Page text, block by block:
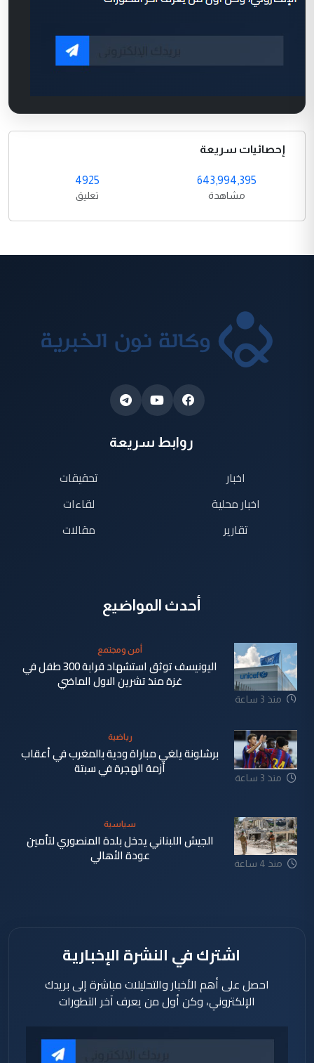
إحصائيات سريعة
643,994,395
مشاهدة
4925
تعليق
روابط سريعة
اخبار
اخبار محلية
تقارير
تحقيقات
لقاءات
مقالات
أحدث المواضيع
منذ 3 ساعة
أمن ومجتمع
اليونيسف توثق استشهاد قرابة 300 طفل في
غزة منذ تشرين الاول الماضي
منذ 3 ساعة
رياضية
برشلونة يلغي مباراة ودية بالمغرب في أعقاب
أزمة الهجرة في سبتة
منذ 4 ساعة
سياسية
الجيش اللبناني يدخل بلدة المنصوري لتأمين
عودة الأهالي
اشترك في النشرة الإخبارية
احصل على أهم الأخبار والتحليلات مباشرة إلى بريدك
الإلكتروني، وكن أول من يعرف آخر التطورات